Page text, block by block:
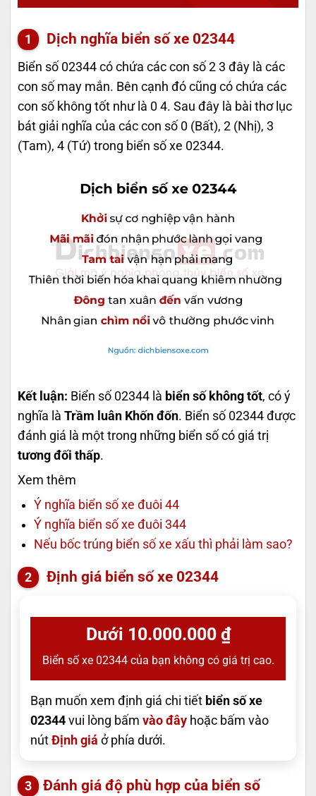
Dịch nghĩa biển số xe 02344
Biển số 02344 có chứa các con số 2 3 đây là các
con số may mắn. Bên cạnh đó cũng có chứa các
con số không tốt như là 0 4. Sau đây là bài thơ lục
bát giải nghĩa của các con số 0 (Bất), 2 (Nhị), 3
(Tam), 4 (Tứ) trong biển số xe 02344.
Kết luận: Biển số 02344 là biển số không tốt, có ý
nghĩa là Trầm luân Khốn đốn. Biển số 02344 được
đánh giá là một trong những biển số có giá trị
tương đối thấp.
Xem thêm
Ý nghĩa biển số xe đuôi 44
Ý nghĩa biển số xe đuôi 344
Nếu bốc trúng biển số xe xấu thì phải làm sao?
Định giá biển số xe 02344
Dưới 10.000.000 ₫
Biển số xe 02344 của bạn không có giá trị cao.
Bạn muốn xem định giá chi tiết biển số xe
02344 vui lòng bấm vào đây hoặc bấm vào
nút Định giá ở phía dưới.
Đánh giá độ phù hợp của biển số